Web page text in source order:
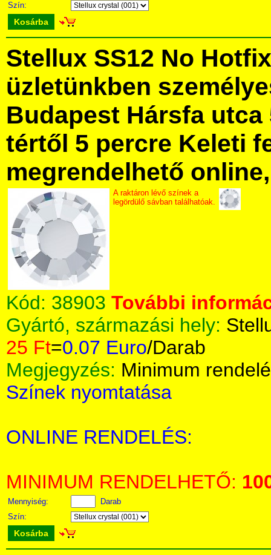
Szín:
Kosárba
Stellux SS12 No
üzletünkben
Budapest Hársfa utca
tértől 5 percre Keleti
megrendelhető
A raktáron lévő színek a
legördülő sávban találhatóak.
Kód: 38903 További
Gyártó, származási hely:
25 Ft=0.07 Euro/Darab
Megjegyzés: Minimum
Színek nyomtatása
ONLINE RENDELÉS:
MINIMUM RENDELHETŐ:
Mennyiség:
Darab
Szín:
Kosárba